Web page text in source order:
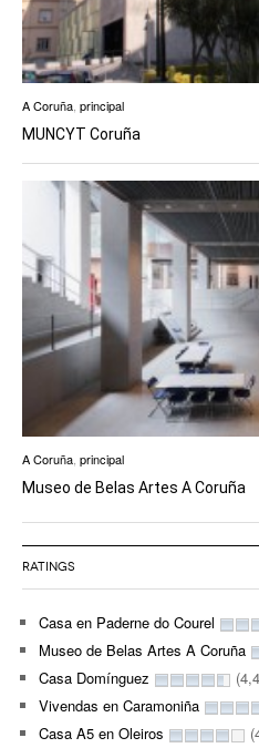
A Coruña, principal
MUNCYT Coruña
A Coruña principal
Museo de Belas Artes A Coruña
RATINGS
Casa en Paderne do Courel
Museo de Belas Artes A Coruña
Casa Domínguez
Vivendas en Caramoniña
Casa A5 en Oleiros